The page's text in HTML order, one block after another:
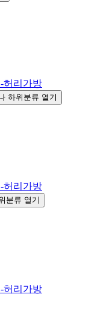
허리가방
하위분류 열기
허리가방
분류 열기
허리가방